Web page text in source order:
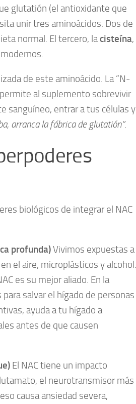
glutatión (el antioxidante que
unir tres aminoácidos. Dos de
normal. El tercero, lacisteína,
de este aminoácido. La “N-
al suplemento sobrevivir
sanguíneo, entrar a tus células y
arranca la fábrica de glutatión”.
biológicos de integrar el NAC
profunda)Vivimos expuestas a
el aire, microplásticos y alcohol.
es su mejor aliado. En la
salvar el hígado de personas
ayuda a tu hígado a
antes de que causen
El NAC tiene un impacto
el neurotransmisor más
causa ansiedad severa,